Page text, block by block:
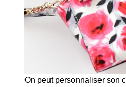
On peut personnaliser son